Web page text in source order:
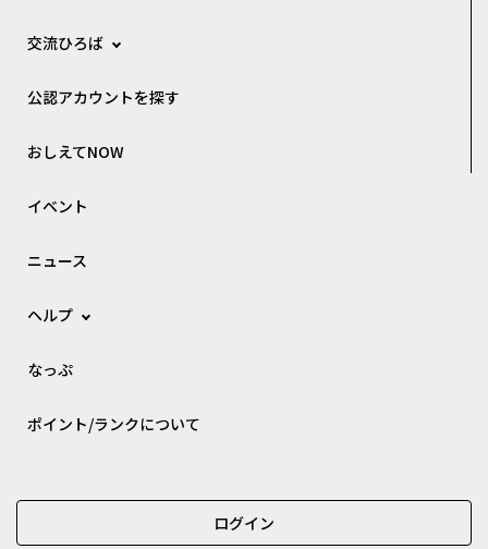
交流ひろば
公認アカウントを探す
おしえてNOW
イベント
ニュース
ヘルプ
なっぷ
ポイント/ランクについて
ログイン